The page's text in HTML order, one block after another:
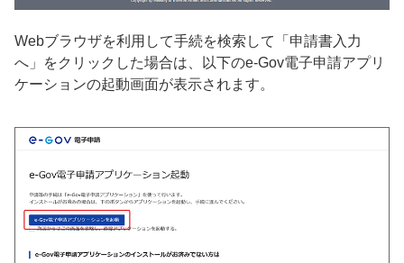
Webブラウザを利用して手続を検索して「申請書入力
へ」をクリックした場合は、以下のe-Gov電子申請アプリ
ケーションの起動画面が表示されます。